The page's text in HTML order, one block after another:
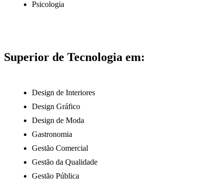
Psicologia
Superior de Tecnologia em:
Design de Interiores
Design Gráfico
Design de Moda
Gastronomia
Gestão Comercial
Gestão da Qualidade
Gestão Pública